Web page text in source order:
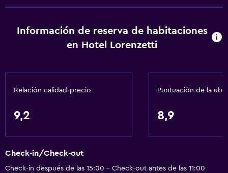
Información de reserva de habitaciones
en Hotel Lorenzetti
Relación calidad-precio
9,2
Puntuación de la
8,9
Check-in/Check-out
Check-in después de las 15:00 - Check-out antes de las 11:00